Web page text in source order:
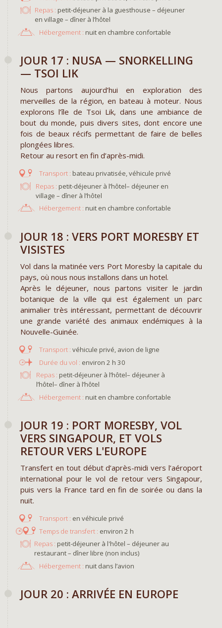
Repas : petit-déjeuner à la guesthouse – déjeuner
en village – dîner à l’hôtel
Hébergement : nuit en chambre confortable
JOUR 17 : NUSA — SNORKELLING
— TSOI LIK
Nous partons aujourd’hui en exploration des
merveilles de la région, en bateau à moteur. Nous
explorons l’île de Tsoi Lik, dans une ambiance de
bout du monde, puis divers sites, dont encore une
fois de beaux récifs permettant de faire de belles
plongées libres.
Retour au resort en fin d’après-midi.
bateau privatisée, véhicule privé
Repas : petit-déjeuner à l’hôtel– déjeuner en
village – dîner à l’hôtel
Hébergement : nuit en chambre confortable
​JOUR 18 : VERS PORT MORESBY ET
VISISTES
Vol dans la matinée vers Port Moresby la capitale du
pays, où nous nous installons dans un hotel.
Après le déjeuner, nous partons visiter le jardin
botanique de la ville qui est également un parc
animalier très intéressant, permettant de découvrir
une grande variété des animaux endémiques à la
Nouvelle-Guinée.
véhicule privé, avion de ligne
environ 2 h 30
Repas : petit-déjeuner à l’hôtel– déjeuner à
l’hôtel– dîner à l’hôtel
Hébergement : nuit en chambre confortable
JOUR 19 : PORT MORESBY, VOL
VERS SINGAPOUR, ET VOLS
RETOUR VERS L'EUROPE
Transfert en tout début d’après-midi vers l’aéroport
international pour le vol de retour vers Singapour,
puis vers la France tard en fin de soirée ou dans la
nuit.
en véhicule privé
environ 2 h
Repas : petit-déjeuner à l'hôtel – déjeuner au
restaurant – dîner libre (non inclus)
Hébergement : nuit dans l’avion
JOUR 20 : ARRIVÉE​ EN EUROPE